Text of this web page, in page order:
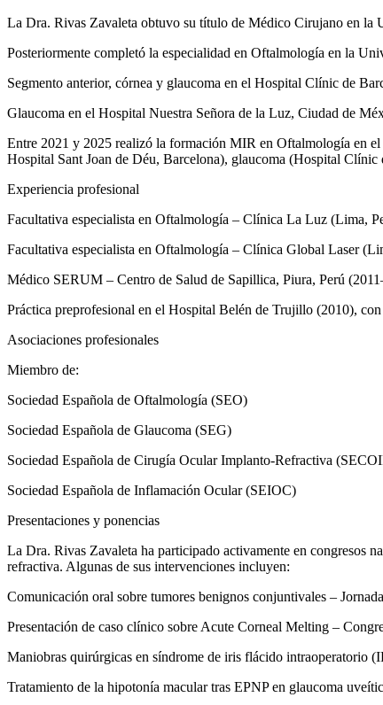
La Dra. Rivas Zavaleta obtuvo su título de Médico Cirujano en la
Posteriormente completó la especialidad en Oftalmología en la
Segmento anterior, córnea y glaucoma en el Hospital Clínic de
Glaucoma en el Hospital Nuestra Señora de la Luz, Ciudad de
Entre 2021 y 2025 realizó la formación MIR en Oftalmología en
Hospital Sant Joan de Déu, Barcelona), glaucoma (Hospital
Experiencia profesional
Facultativa especialista en Oftalmología – Clínica La Luz (Lima,
Facultativa especialista en Oftalmología – Clínica Global Laser
Médico SERUM – Centro de Salud de Sapillica, Piura, Perú
Práctica preprofesional en el Hospital Belén de Trujillo (2010),
Asociaciones profesionales
Miembro de:
Sociedad Española de Oftalmología (SEO)
Sociedad Española de Glaucoma (SEG)
Sociedad Española de Cirugía Ocular Implanto-Refractiva
Sociedad Española de Inflamación Ocular (SEIOC)
Presentaciones y ponencias
La Dra. Rivas Zavaleta ha participado activamente en congresos
refractiva. Algunas de sus intervenciones incluyen:
Comunicación oral sobre tumores benignos conjuntivales –
Presentación de caso clínico sobre Acute Corneal Melting –
Maniobras quirúrgicas en síndrome de iris flácido intraoperatorio
Tratamiento de la hipotonía macular tras EPNP en glaucoma